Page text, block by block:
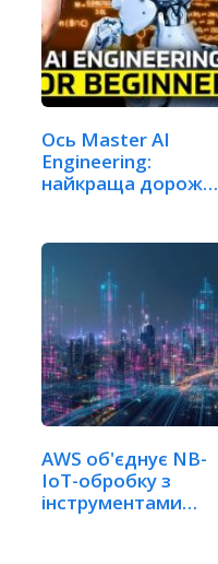
Ось Master AI
Engineering:
найкраща дорожня
AWS об'єднує NB-
IoT-обробку з
інструментами